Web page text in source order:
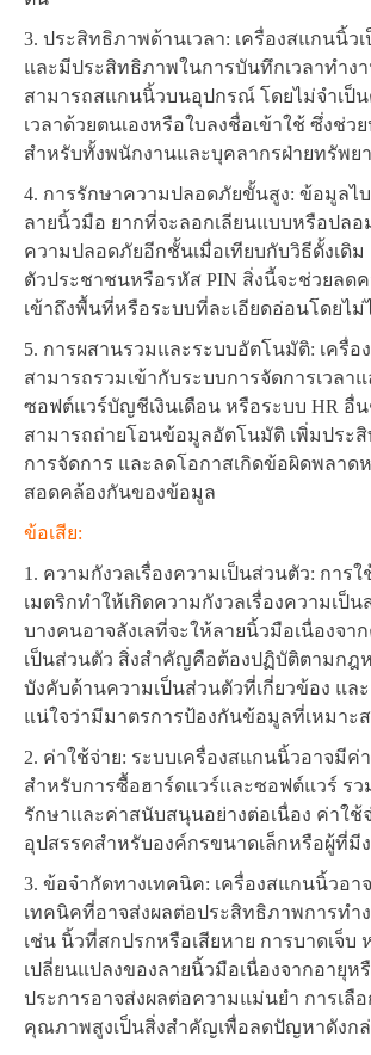
3. ประสิทธิภาพด้านเวลา: เครื่องสแกนนิ้วเ
และมีประสิทธิภาพในการบันทึกเวลาทำง
สามารถสแกนนิ้วบนอุปกรณ์ โดยไม่จำเป็น
เวลาด้วยตนเองหรือใบลงชื่อเข้าใช้ ซึ่งช่ว
สำหรับทั้งพนักงานและบุคลากรฝ่ายทรัพย
4. การรักษาความปลอดภัยขั้นสูง: ข้อมูลไบ
ลายนิ้วมือ ยากที่จะลอกเลียนแบบหรือปลอ
ความปลอดภัยอีกชั้นเมื่อเทียบกับวิธีดั้งเดิม
ตัวประชาชนหรือรหัส PIN สิ่งนี้จะช่วยลดค
เข้าถึงพื้นที่หรือระบบที่ละเอียดอ่อนโดยไ
5. การผสานรวมและระบบอัตโนมัติ: เครื่อ
สามารถรวมเข้ากับระบบการจัดการเวลา
ซอฟต์แวร์บัญชีเงินเดือน หรือระบบ HR อื่
สามารถถ่ายโอนข้อมูลอัตโนมัติ เพิ่มประ
การจัดการ และลดโอกาสเกิดข้อผิดพลาด
สอดคล้องกันของข้อมูล
ข้อเสีย:
1. ความกังวลเรื่องความเป็นส่วนตัว: การ
เมตริกทำให้เกิดความกังวลเรื่องความเป็
บางคนอาจลังเลที่จะให้ลายนิ้วมือเนื่องจา
เป็นส่วนตัว สิ่งสำคัญคือต้องปฏิบัติตามกฎ
บังคับด้านความเป็นส่วนตัวที่เกี่ยวข้อง แล
แน่ใจว่ามีมาตรการป้องกันข้อมูลที่เหมาะ
2. ค่าใช้จ่าย: ระบบเครื่องสแกนนิ้วอาจมีค่
สำหรับการซื้อฮาร์ดแวร์และซอฟต์แวร์ รว
รักษาและค่าสนับสนุนอย่างต่อเนื่อง ค่าใช้
อุปสรรคสำหรับองค์กรขนาดเล็กหรือผู้ที่มี
3. ข้อจำกัดทางเทคนิค: เครื่องสแกนนิ้วอา
เทคนิคที่อาจส่งผลต่อประสิทธิภาพการทำ
เช่น นิ้วที่สกปรกหรือเสียหาย การบาดเจ็บ
เปลี่ยนแปลงของลายนิ้วมือเนื่องจากอายุห
ประการอาจส่งผลต่อความแม่นยำ การเลื
คุณภาพสูงเป็นสิ่งสำคัญเพื่อลดปัญหาดังก